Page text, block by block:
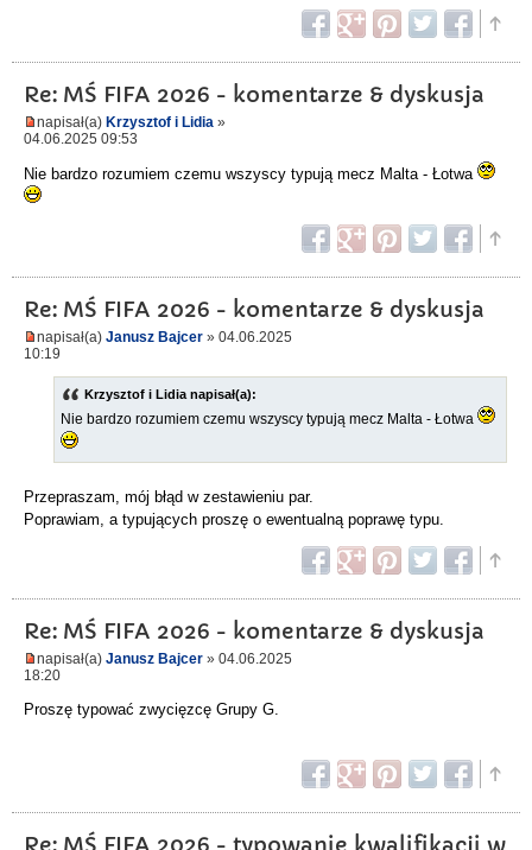
Re: MŚ FIFA 2026 - komentarze & dyskusja
napisał(a) Krzysztof i Lidia »
04.06.2025 09:53
Nie bardzo rozumiem czemu wszyscy typują mecz Malta - Łotwa
Re: MŚ FIFA 2026 - komentarze & dyskusja
napisał(a) Janusz Bajcer » 04.06.2025
10:19
Krzysztof i Lidia napisał(a):
Nie bardzo rozumiem czemu wszyscy typują mecz Malta - Łotwa
Przepraszam, mój błąd w zestawieniu par.
Poprawiam, a typujących proszę o ewentualną poprawę typu.
Re: MŚ FIFA 2026 - komentarze & dyskusja
napisał(a) Janusz Bajcer » 04.06.2025
18:20
Proszę typować zwycięzcę Grupy G.
Re: MŚ FIFA 2026 - typowanie kwalifikacji w